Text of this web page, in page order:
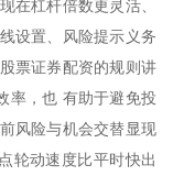
在杠杆倍数更灵活、
设置、风险提示义务
票证券配资的规则讲
率，也 有助于避免投
风险与机会交替显现
轮动速度比平时快出